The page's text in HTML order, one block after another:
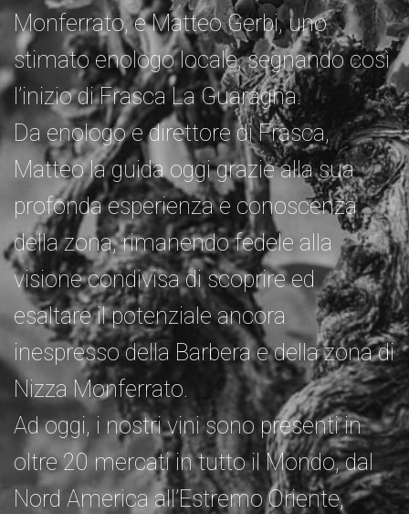
Monferrato, e Matteo Gerbi, uno
stimato enologo locale, segnando così
l’inizio di Frasca La Guaragna.
Da enologo e direttore di Frasca,
Matteo la guida oggi grazie alla sua
profonda esperienza e conoscenza
della zona, rimanendo fedele alla
visione condivisa di scoprire ed
esaltare il potenziale ancora
inespresso della Barbera e della zona di
Nizza Monferrato.
Ad oggi, i nostri vini sono presenti in
oltre 20 mercati in tutto il Mondo, dal
Nord America all’Estremo Oriente,